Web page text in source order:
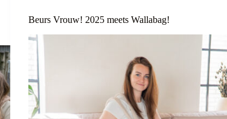
Beurs Vrouw! 2025 meets Wallabag!